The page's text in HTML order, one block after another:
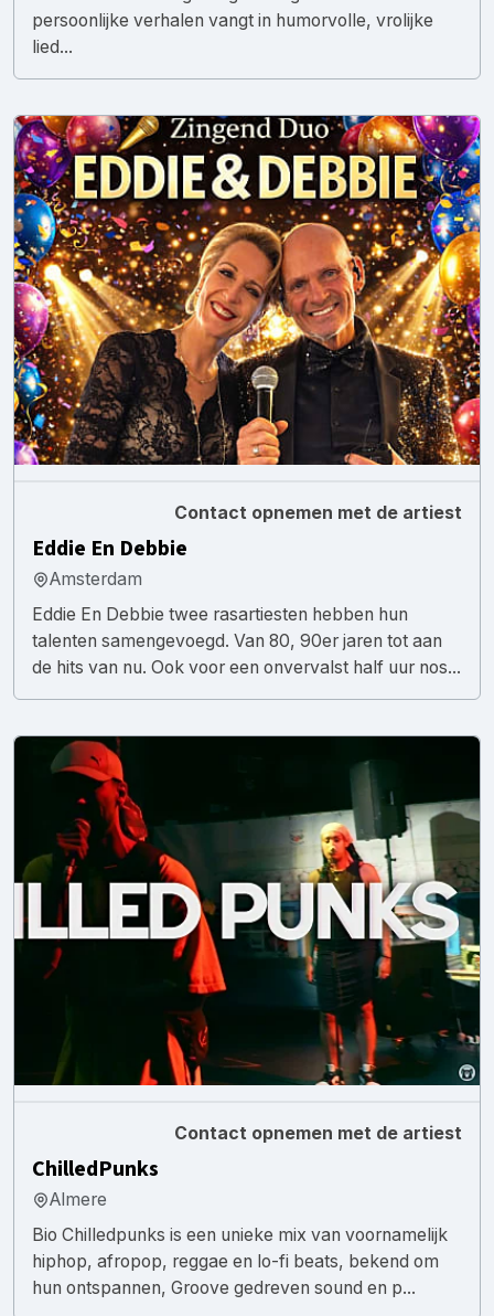
persoonlijke verhalen vangt in humorvolle, vrolijke
lied...
Contact opnemen met de artiest
Eddie En Debbie
Amsterdam
Eddie En Debbie twee rasartiesten hebben hun
talenten samengevoegd. Van 80, 90er jaren tot aan
de hits van nu. Ook voor een onvervalst half uur nos...
Contact opnemen met de artiest
ChilledPunks
Almere
Bio Chilledpunks is een unieke mix van voornamelijk
hiphop, afropop, reggae en lo-fi beats, bekend om
hun ontspannen, Groove gedreven sound en p...